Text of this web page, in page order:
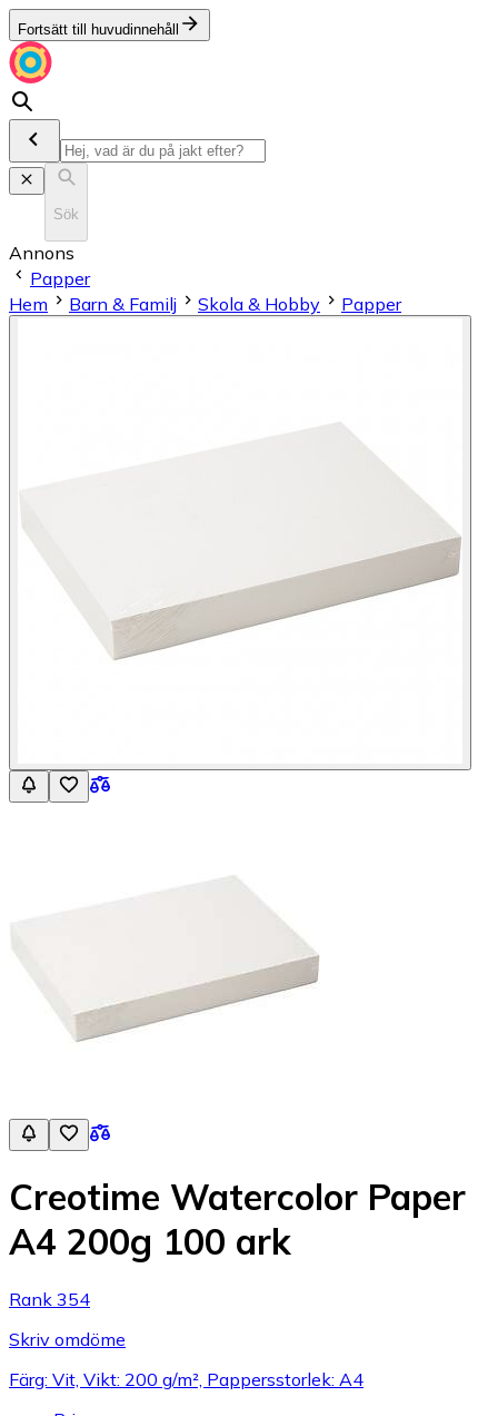
Fortsätt till huvudinnehåll
Sök
Annons
Papper
Hem
Barn & Familj Skola & Hobby Papper
Creotime Watercolor Paper
A4 200g 100 ark
Rank 354
Skriv omdöme
Färg: Vit, Vikt: 200 g/m², Pappersstorlek: A4